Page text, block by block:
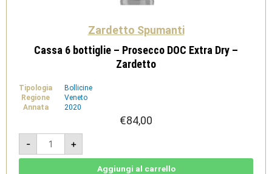
Zardetto Spumanti
Cassa 6 bottiglie – Prosecco DOC Extra Dry –
Zardetto
Tipologia
Bollicine
Regione
Veneto
Annata
2020
€84,00
-
Cassa
bottiglie
-
+
Aggiungi al carrello